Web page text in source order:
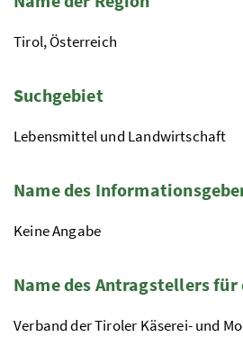
Tirol, Österreich
Suchgebiet
Lebensmittel und Landwirtschaft
Name des
Keine Angabe
Name des Antragstellers für
Verband der Tiroler Käserei- und